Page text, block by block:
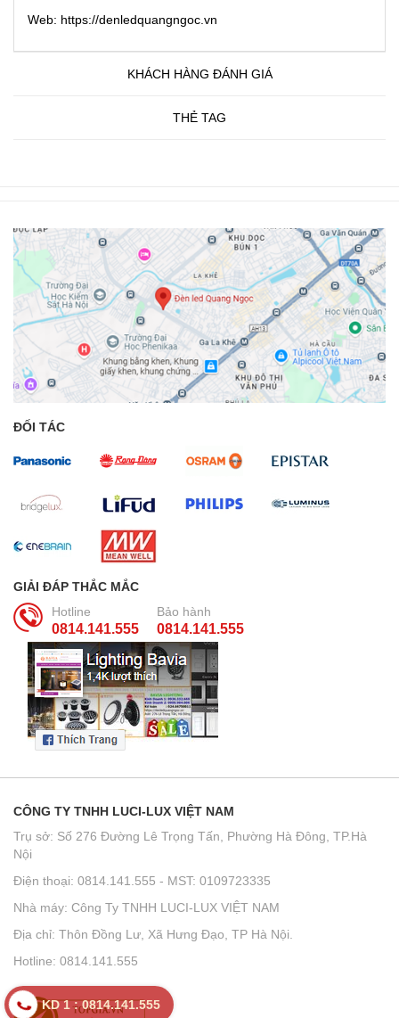
Web: https://denledquangngoc.vn
KHÁCH HÀNG ĐÁNH GIÁ
THẺ TAG
ĐỐI TÁC
GIẢI ĐÁP THẮC MẮC
Hotline
0814.141.555
Bảo hành
0814.141.555
CÔNG TY TNHH LUCI-LUX VIỆT NAM
Trụ sở: Số 276 Đường Lê Trọng Tấn, Phường Hà Đông, TP.Hà
Nội
Điện thoại: 0814.141.555 - MST: 0109723335
Nhà máy: Công Ty TNHH LUCI-LUX VIỆT NAM
Địa chỉ: Thôn Đồng Lư, Xã Hưng Đạo, TP Hà Nội.
Hotline: 0814.141.555
KD 1 : 0814.141.555